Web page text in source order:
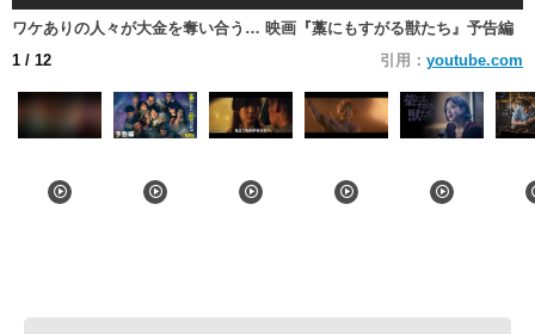
ワケありの人々が大金を奪い合う… 映画『藁にもすがる獣たち』予告編
1 / 12 引用： youtube.com